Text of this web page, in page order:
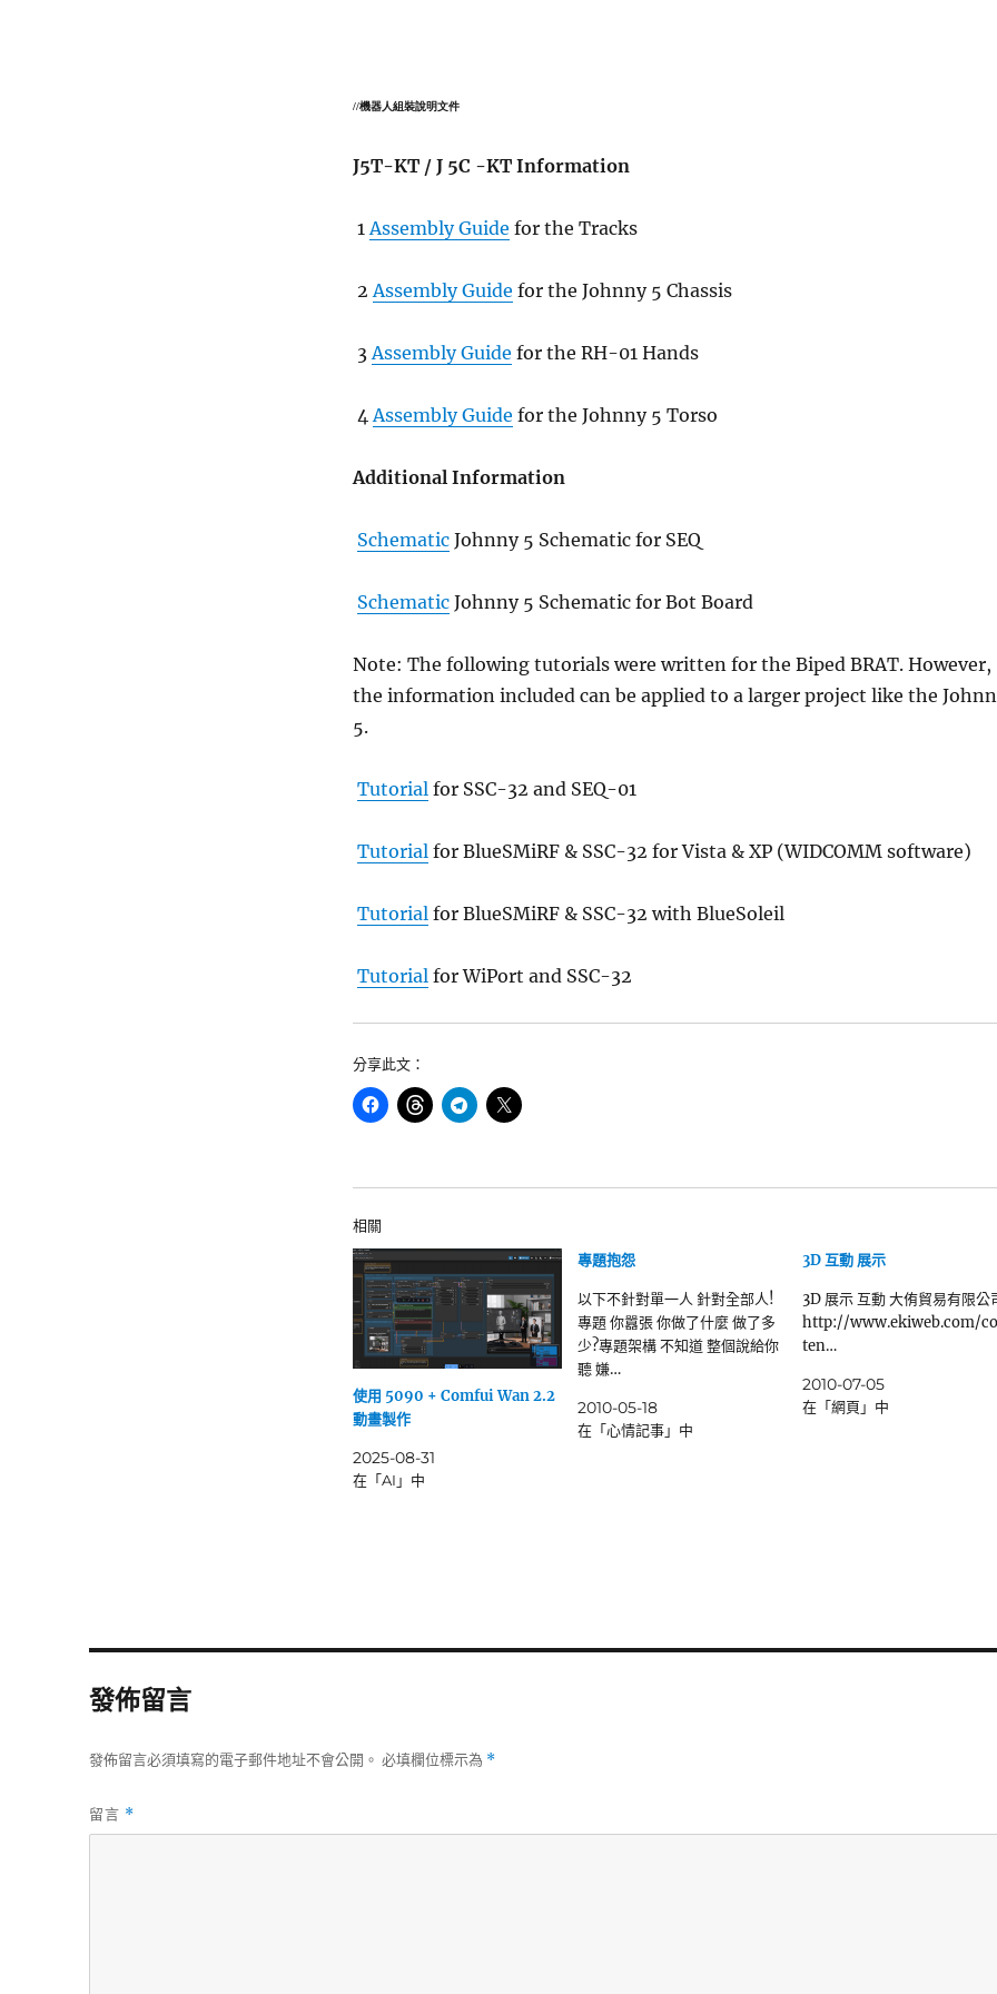
//機器人組裝說明文件
J5T-KT / J 5C -KT Information
1Assembly Guide for the Tracks
2Assembly Guide for the Johnny 5 Chassis
3Assembly Guide for the RH-01 Hands
4Assembly Guide for the Johnny 5 Torso
Additional Information
SchematicJohnny 5 Schematic for SEQ
SchematicJohnny 5 Schematic for Bot Board
Note: The following tutorials were written for the Biped BRAT. However,
the information included can be applied to a larger project like the
5.
Tutorialfor SSC-32 and SEQ-01
Tutorialfor BlueSMiRF & SSC-32 for Vista & XP (WIDCOMM software)
Tutorialfor BlueSMiRF & SSC-32 with BlueSoleil
Tutorialfor WiPort and SSC-32
分享此文：
相關
使用 5090 + Comfui Wan 2.2
動畫製作
2025-08-31
在「AI」中
專題抱怨
以下不針對單一人 針對全部人!
專題 你囂張 你做了什麼 做了多
少?專題架構 不知道 整個說給你
聽 嫌…
2010-05-18
在「心情記事」中
3D 互動 展示
3D 展示 互動 大侑貿易有限公
http://www.ekiweb.com/
ten…
2010-07-05
在「網頁」中
發佈留言
發佈留言必須填寫的電子郵件地址不會公開。 必填欄位標示為 *
留言 *